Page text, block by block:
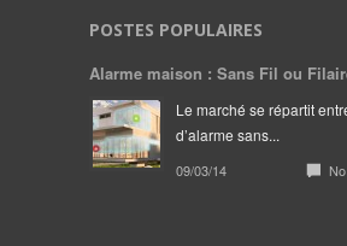
POSTES POPULAIRES
Alarme maison : Sans Fil ou
Le marché se répartit
d’alarme sans...
09/03/14